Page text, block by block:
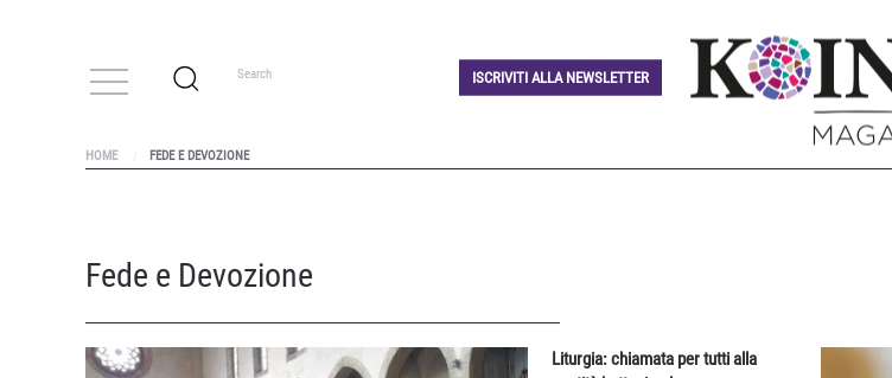
ISCRIVITI ALLA NEWSLETTER
HOME FEDE E DEVOZIONE
Fede e Devozione
Liturgia: chiamata per tutti alla